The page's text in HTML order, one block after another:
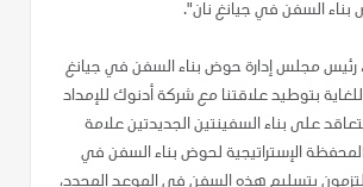
بناء السفن في جيانغ نان".
رئيس مجلس إدارة حوض بناء السفن في جيانغ
بتوطيد علاقتنا مع شركة أدنوك للإمداد
على بناء السفينتين الجديدتين علامة
الإستراتيجية لحوض بناء السفن في
بتسليم هذه السفن في الموعد المحدد،